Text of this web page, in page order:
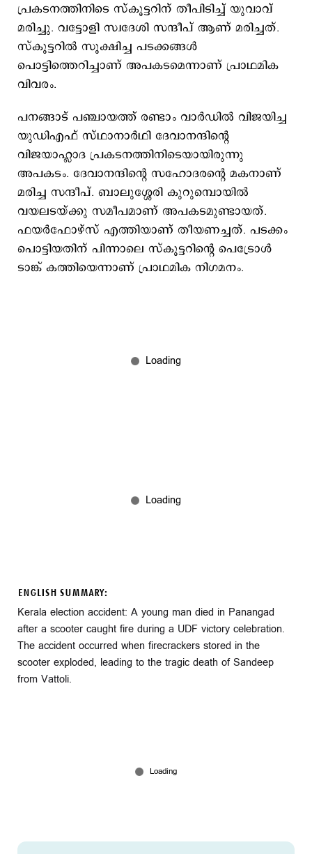
പ്രകടനത്തിനിടെ സ്‌കൂട്ടറിന് തീപിടിച്ച് യുവാവ്
മരിച്ചു. വട്ടോളി സ്വദേശി സന്ദീപ് ആണ് മരിച്ചത്.
സ്‌കൂട്ടറിൽ സൂക്ഷിച്ച പടക്കങ്ങൾ
പൊട്ടിത്തെറിച്ചാണ് അപകടമെന്നാണ് പ്രാഥമിക
വിവരം.
പനങ്ങാട് പഞ്ചായത്ത് രണ്ടാം വാർഡിൽ വിജയിച്ച
യുഡിഎഫ് സ്ഥാനാർഥി ദേവാനന്ദിന്റെ
വിജയാഹ്ലാദ പ്രകടനത്തിനിടെയായിരുന്നു
അപകടം. ദേവാനന്ദിന്റെ സഹോദരന്റെ മകനാണ്
മരിച്ച സന്ദീപ്. ബാലുശ്ശേരി കുറുമ്പൊയിൽ
വയലടയ്ക്കു സമീപമാണ് അപകടമുണ്ടായത്.
ഫയർഫോഴ്സ് എത്തിയാണ് തീയണച്ചത്. പടക്കം
പൊട്ടിയതിന് പിന്നാലെ സ്കൂട്ടറിന്റെ പെട്രോൾ
ടാങ്ക് കത്തിയെന്നാണ് പ്രാഥമിക നിഗമനം.
ENGLISH SUMMARY:
Kerala election accident: A young man died in Panangad
after a scooter caught fire during a UDF victory celebration.
The accident occurred when firecrackers stored in the
scooter exploded, leading to the tragic death of Sandeep
from Vattoli.